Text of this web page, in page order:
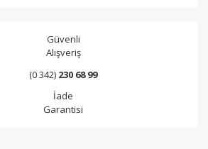
Güvenli
Alışveriş
(0 342) 230 68 99
İade
Garantisi